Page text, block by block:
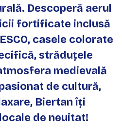
Descoperă aerul
fortificate inclusă
casele colorate
străduțele
medievală
de cultură,
Biertan îți
de neuitat!